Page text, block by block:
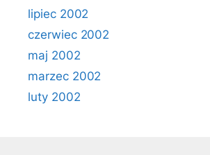
lipiec 2002
czerwiec 2002
maj 2002
marzec 2002
luty 2002